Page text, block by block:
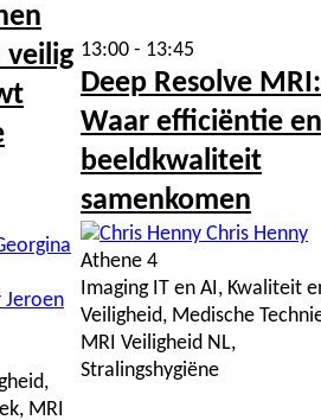
veilig
Jeroen
MRI
13:00 - 13:45
Deep Resolve MRI:
Waar efficiëntie en
beeldkwaliteit
samenkomen
Chris Henny
Athene 4
Imaging IT en AI, Kwaliteit
Veiligheid, Medische
MRI Veiligheid NL,
Stralingshygiëne